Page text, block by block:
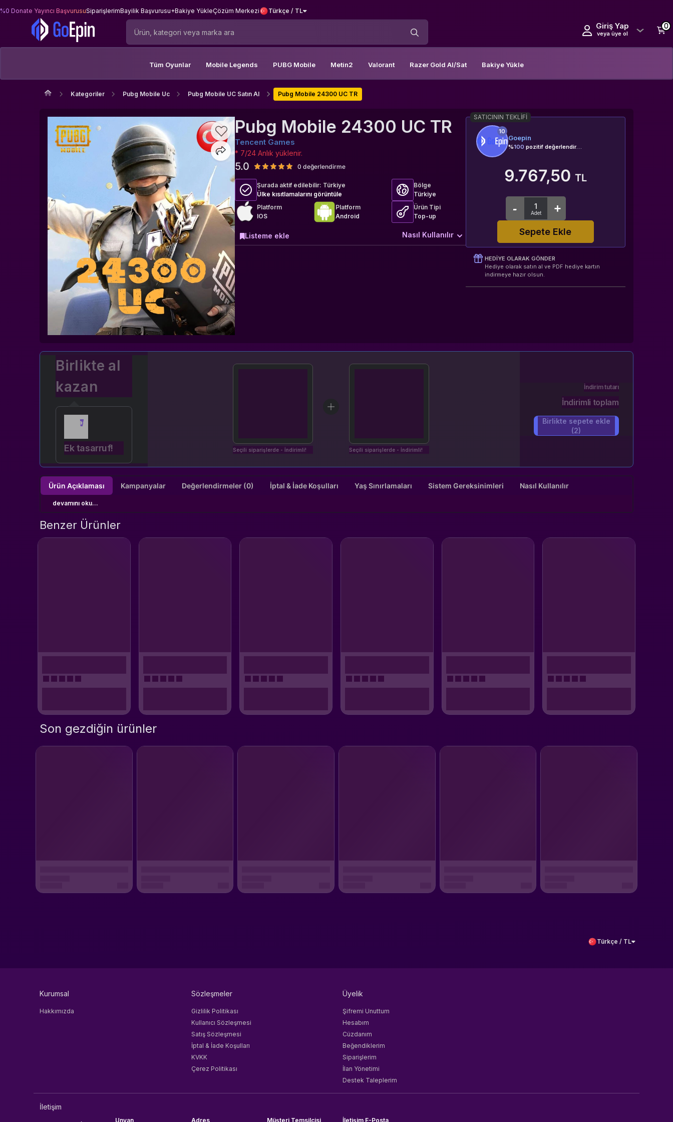
%0 Donate Yayıncı BaşvurusuSiparişlerimBayilik Başvurusu+Bakiye YükleÇözüm Merkezi Türkçe / TL
Giriş Yap
veya üye ol
0
Tüm Oyunlar Mobile Legends PUBG Mobile Metin2 Valorant Razer Gold Al/Sat Bakiye Yükle
Kategoriler Pubg Mobile Uc Pubg Mobile UC Satın Al Pubg Mobile 24300 UC TR
Pubg Mobile 24300 UC TR
Tencent Games
* 7/24 Anlık yüklenir.
5.0 0 değerlendirme
Şurada aktif edilebilir: Türkiye
Ülke kısıtlamalarını görüntüle
Bölge
Türkiye
Platform
IOS
Platform
Android
Ürün Tipi
Top-up
Nasıl Kullanılır
Listeme ekle
SATICININ TEKLIFI
10
Goepin
%100 pozitif değerlendirme
9.767,50 TL
Sepete Ekle
HEDIYE OLARAK GÖNDER
Hediye olarak satın al ve PDF hediye kartın
indirmeye hazır olsun.
Birlikte al
kazan
Ek tasarruf! Seçili siparişlerde - İndirimli! Seçili siparişlerde - İndirimli!
İndirim tutarı
İndirimli toplam
Birlikte sepete ekle
(2)
Ürün Açıklaması Kampanyalar Değerlendirmeler (0) İptal & İade Koşulları Yaş Sınırlamaları Sistem Gereksinimleri Nasıl Kullanılır
devamını oku...
Benzer Ürünler
Son gezdiğin ürünler
Türkçe / TL
Kurumsal
Hakkımızda
Sözleşmeler
Gizlilik Politikası
Kullanıcı Sözleşmesi
Satış Sözleşmesi
İptal & İade Koşulları
KVKK
Çerez Politikası
Üyelik
Şifremi Unuttum
Hesabım
Cüzdanım
Beğendiklerim
Siparişlerim
İlan Yönetimi
Destek Taleplerim
İletişim
Unvan Adres Müşteri Temsilcisi İletişim E-Posta